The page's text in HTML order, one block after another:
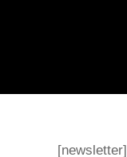
[newsletter]